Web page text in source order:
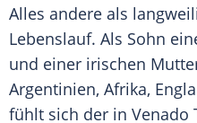
Alles andere als
Lebenslauf. Als Sohn
und einer irischen
Argentinien, Afrika,
fühlt sich der in Venado